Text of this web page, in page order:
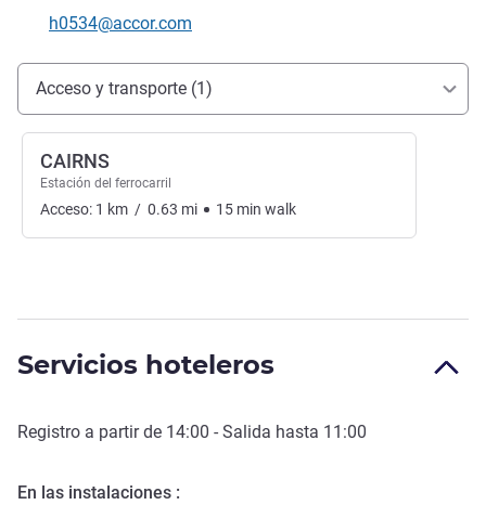
Correo electrónico de contacto
h0534@accor.com
Acceso y transporte
Acceso y transporte (1)
CAIRNS
Estación del ferrocarril
Acceso: 1 km / 0.63 mi 15 min walk
Servicios hoteleros
Registro a partir de 14:00 - Salida hasta 11:00
En las instalaciones